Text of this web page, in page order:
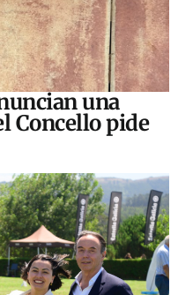
una
Concello pide